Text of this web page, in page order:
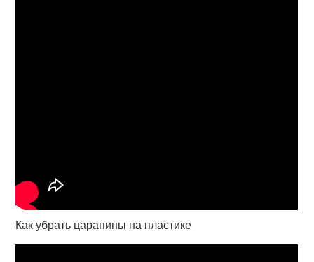
Как убрать царапины на пластике